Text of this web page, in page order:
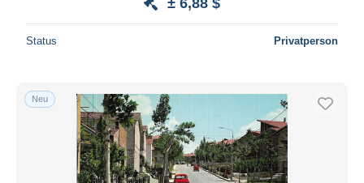
Status Privatperson
Neu